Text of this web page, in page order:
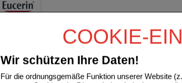
COOKIE-
Wir schützen Ihre Daten!
Für die ordnungsgemäße Funktion unserer Website